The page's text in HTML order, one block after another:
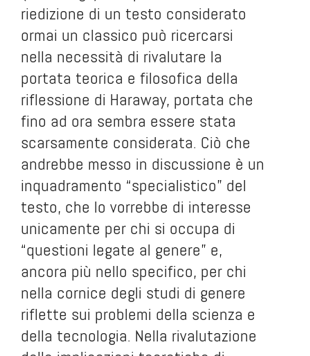
riedizione di un testo considerato
ormai un classico può ricercarsi
nella necessità di rivalutare la
portata teorica e filosofica della
riflessione di Haraway, portata che
fino ad ora sembra essere stata
scarsamente considerata. Ciò che
andrebbe messo in discussione è un
inquadramento “specialistico” del
testo, che lo vorrebbe di interesse
unicamente per chi si occupa di
“questioni legate al genere” e,
ancora più nello specifico, per chi
nella cornice degli studi di genere
riflette sui problemi della scienza e
della tecnologia. Nella rivalutazione